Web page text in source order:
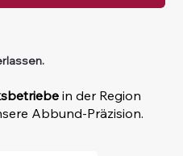
in der Region
Abbund-Präzision.